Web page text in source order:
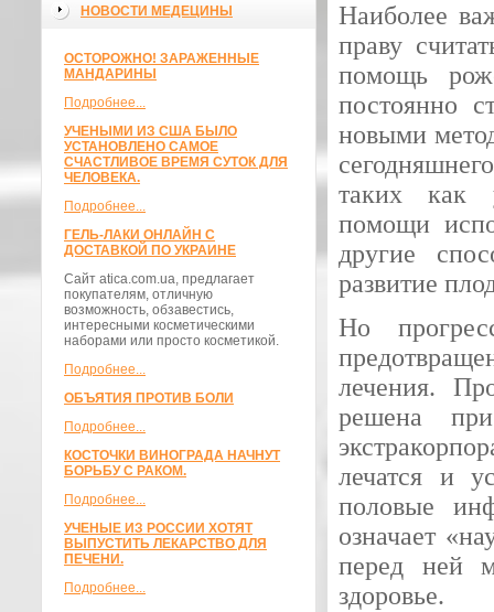
НОВОСТИ МЕДЕЦИНЫ
ОСТОРОЖНО! ЗАРАЖЕННЫЕ
МАНДАРИНЫ
Подробнее...
УЧЕНЫМИ ИЗ США БЫЛО
УСТАНОВЛЕНО САМОЕ
СЧАСТЛИВОЕ ВРЕМЯ СУТОК ДЛЯ
ЧЕЛОВЕКА.
Подробнее...
ГЕЛЬ-ЛАКИ ОНЛАЙН С
ДОСТАВКОЙ ПО УКРАИНЕ
Сайт atica.com.ua, предлагает
покупателям, отличную
возможность, обзавестись,
интересными косметическими
наборами или просто косметикой.
Подробнее...
ОБЪЯТИЯ ПРОТИВ БОЛИ
Подробнее...
КОСТОЧКИ ВИНОГРАДА НАЧНУТ
БОРЬБУ С РАКОМ.
Подробнее...
УЧЕНЫЕ ИЗ РОССИИ ХОТЯТ
ВЫПУСТИТЬ ЛЕКАРСТВО ДЛЯ
ПЕЧЕНИ.
Подробнее...
Наиболее
праву
помощь
постоянно
новыми
таких как
помощи
другие
развитие
Но
лечения.
решена
лечатся и
половые
означает
перед ней
здоровье.